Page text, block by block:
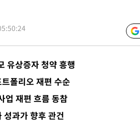
와 소통하기가 매우 어려워" 취
지나며 폭염 잠시 꺾인다"
공…"공산주의가 최대 위협"
호르무즈 통제권' 수용할까
안해…안정 전력 위해 불가피"
과잉생산 결과 발표 8월 중 예
대 급락
유상증자 청약 흥행
폴리오 재편 수순
업 재편 흐름 동참
성과가 향후 관건